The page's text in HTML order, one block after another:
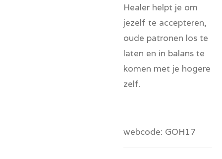
Healer helpt je om
jezelf te accepteren,
oude patronen los te
laten en in balans te
komen met je hogere
zelf.
webcode: GOH17